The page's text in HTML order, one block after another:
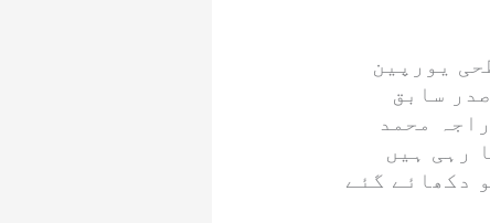
یورپین
سابق
محمد
رہی ہیں
دکھائے گئے